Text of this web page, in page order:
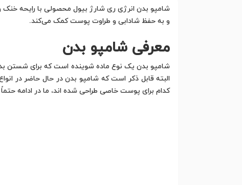
شامپو بدن انرژی ری شارژ بیول محصولی با رایحه خنک
و به حفظ شادابی و طراوت پوست کمک می‌کند.
معرفی شامپو بدن
شامپو بدن یک نوع ماده شوینده است که برای شستن
البته قابل ذکر است که شامپو بدن در حال حاضر در
کدام برای پوست خاصی طراحی شده اند، ما در ادامه